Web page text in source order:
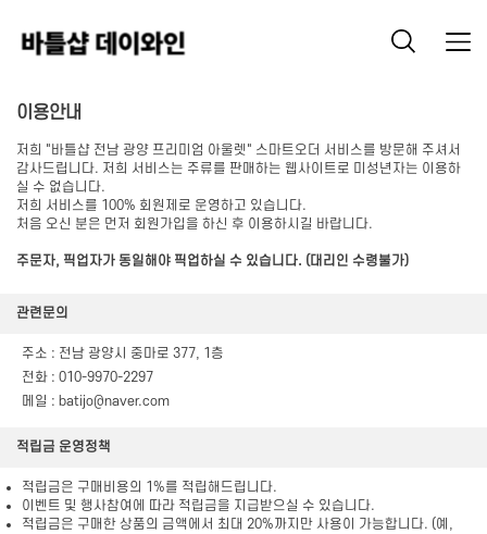
이용안내
저희 "바틀샵 전남 광양 프리미엄 아울렛" 스마트오더 서비스를 방문해 주셔서
감사드립니다. 저희 서비스는 주류를 판매하는 웹사이트로 미성년자는 이용하
실 수 없습니다.
저희 서비스를 100% 회원제로 운영하고 있습니다.
처음 오신 분은 먼저 회원가입을 하신 후 이용하시길 바랍니다.
주문자, 픽업자가 동일해야 픽업하실 수 있습니다. (대리인 수령불가)
관련문의
주소 : 전남 광양시 중마로 377, 1층
전화 : 010-9970-2297
메일 : batijo@naver.com
적립금 운영정책
적립금은 구매비용의 1%를 적립해드립니다.
이벤트 및 행사참여에 따라 적립금을 지급받으실 수 있습니다.
적립금은 구매한 상품의 금액에서 최대 20%까지만 사용이 가능합니다. (예,